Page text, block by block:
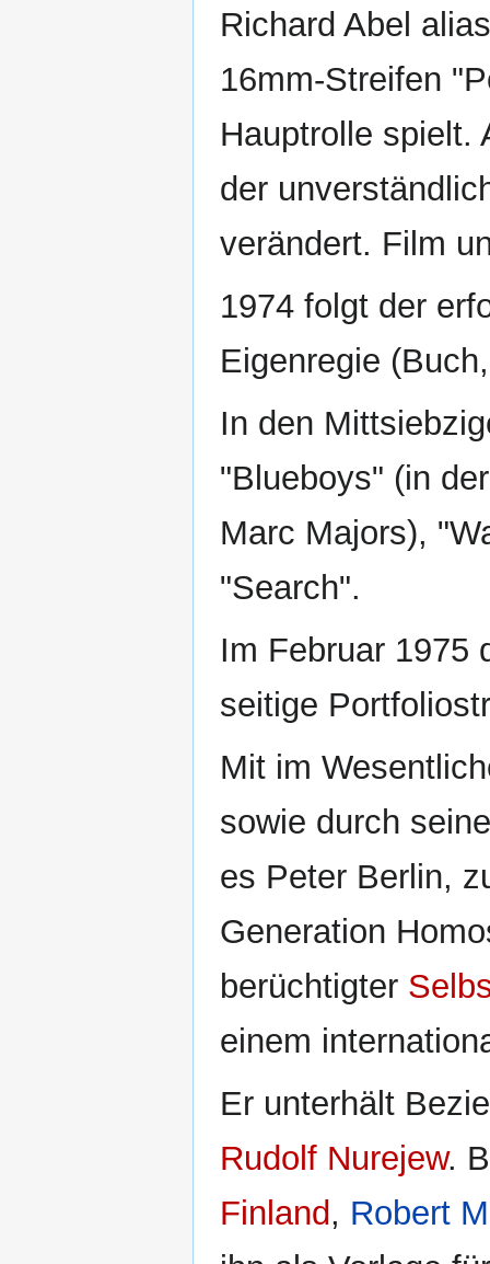
Richard Abel
16mm-Streifen
Hauptrolle spielt.
der
verändert. Film
1974 folgt der
Eigenregie
In den
"Blueboys" (in
Marc Majors),
"Search".
Im Februar 1975
seitige
Mit im
sowie durch
es Peter Berlin,
Generation
berüchtigter
einem
Er unterhält
Rudolf Nurejew.
Finland, Robert